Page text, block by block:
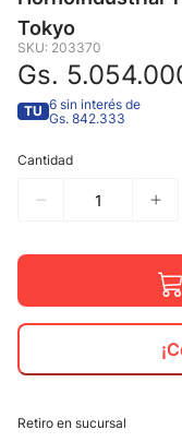
Tokyo
SKU: 203370
Gs. 5.054.
TU 6 sin interés de
Gs. 842.333
Cantidad
Retiro en sucursal
5. botin
6. caterpillar
7. todo terreno
8. nike
9.
jdy